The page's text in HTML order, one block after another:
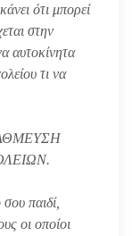
ότι μπορεί
στην
αυτοκίνητα
τι να
παιδί,
οι οποίοι